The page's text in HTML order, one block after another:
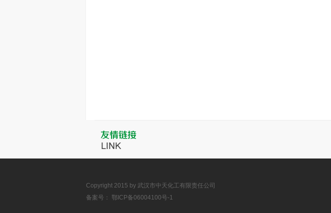
Copyright 2015 by 武汉市中天化工有限责任公司
备案号： 鄂ICP备06004100号-1